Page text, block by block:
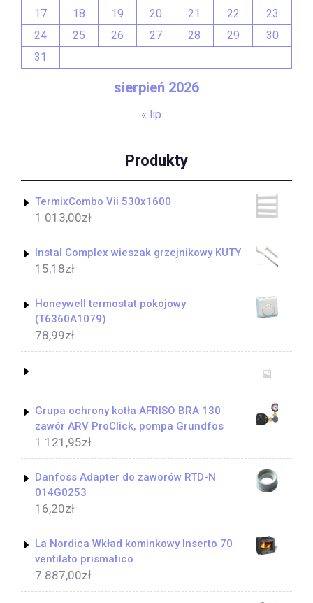
sierpień 2026
17
18 19 20 21 22
23
24
25 26 27 28 29
30
31
« lip
Produkty
TermixCombo Vii 530x1600
1 013,00zł
Instal Complex wieszak grzejnikowy KUTY
15,18zł
Honeywell termostat pokojowy
(T6360A1079)
78,99zł
Grupa ochrony kotła AFRISO BRA 130
zawór ARV ProClick, pompa Grundfos
1 121,95zł
Danfoss Adapter do zaworów RTD-N
014G0253
16,20zł
La Nordica Wkład kominkowy Inserto 70
ventilato prismatico
7 887,00zł